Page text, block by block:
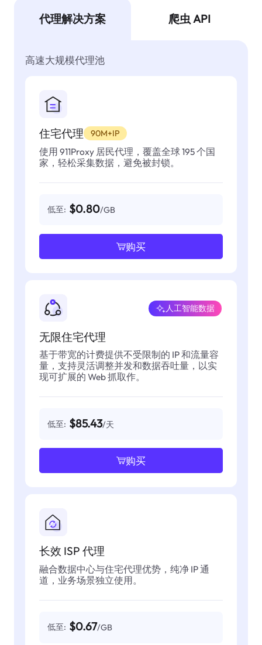
代理解决方案 爬虫 API
高速大规模代理池
住宅代理 90M+IP
使用 911Proxy 居民代理，覆盖全球 195 个国
家，轻松采集数据，避免被封锁。
低至: $0.80/GB
购买
无限住宅代理
人工智能数据
基于带宽的计费提供不受限制的 IP 和流量容
量，支持灵活调整并发和数据吞吐量，以实
现可扩展的 Web 抓取作。
低至: $85.43/天
购买
长效 ISP 代理
融合数据中心与住宅代理优势，纯净 IP 通
道，业务场景独立使用。
低至: $0.67/GB